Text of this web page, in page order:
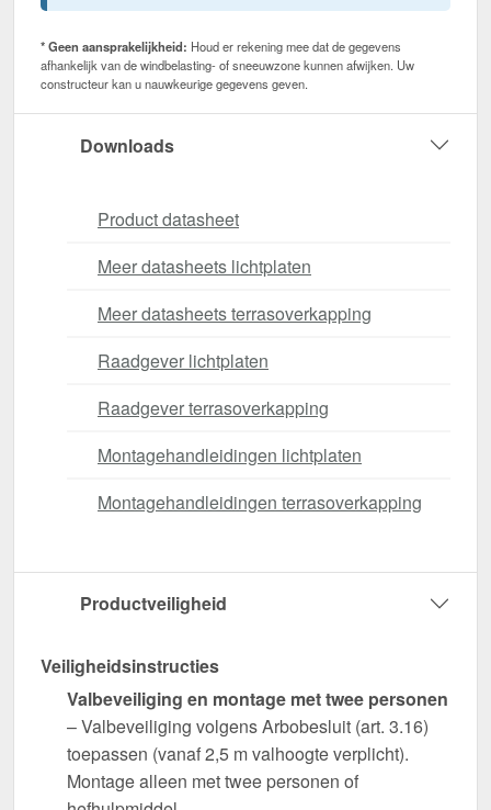
* Geen aansprakelijkheid: Houd er rekening mee dat de gegevens
afhankelijk van de windbelasting- of sneeuwzone kunnen afwijken. Uw
constructeur kan u nauwkeurige gegevens geven.
Downloads
Product datasheet
Meer datasheets lichtplaten
Meer datasheets terrasoverkapping
Raadgever lichtplaten
Raadgever terrasoverkapping
Montagehandleidingen lichtplaten
Montagehandleidingen terrasoverkapping
Productveiligheid
Veiligheidsinstructies
Valbeveiliging en montage met twee personen
– Valbeveiliging volgens Arbobesluit (art. 3.16)
toepassen (vanaf 2,5 m valhoogte verplicht).
Montage alleen met twee personen of